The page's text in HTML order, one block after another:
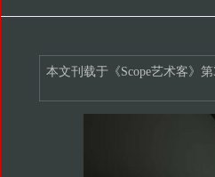
本文刊载于《Scope艺术客》第